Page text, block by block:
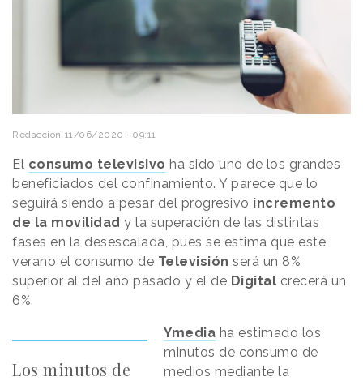
Redacción 11/06/2020 · 09:11
El consumo televisivo ha sido uno de los grandes
beneficiados del confinamiento. Y parece que lo
seguirá siendo a pesar del progresivo incremento
de la movilidad y la superación de las distintas
fases en la desescalada, pues se estima que este
verano el consumo de Televisión será un 8%
superior al del año pasado y el de Digital crecerá un
6%.
Los minutos de
Ymedia ha estimado los
minutos de consumo de
medios mediante la